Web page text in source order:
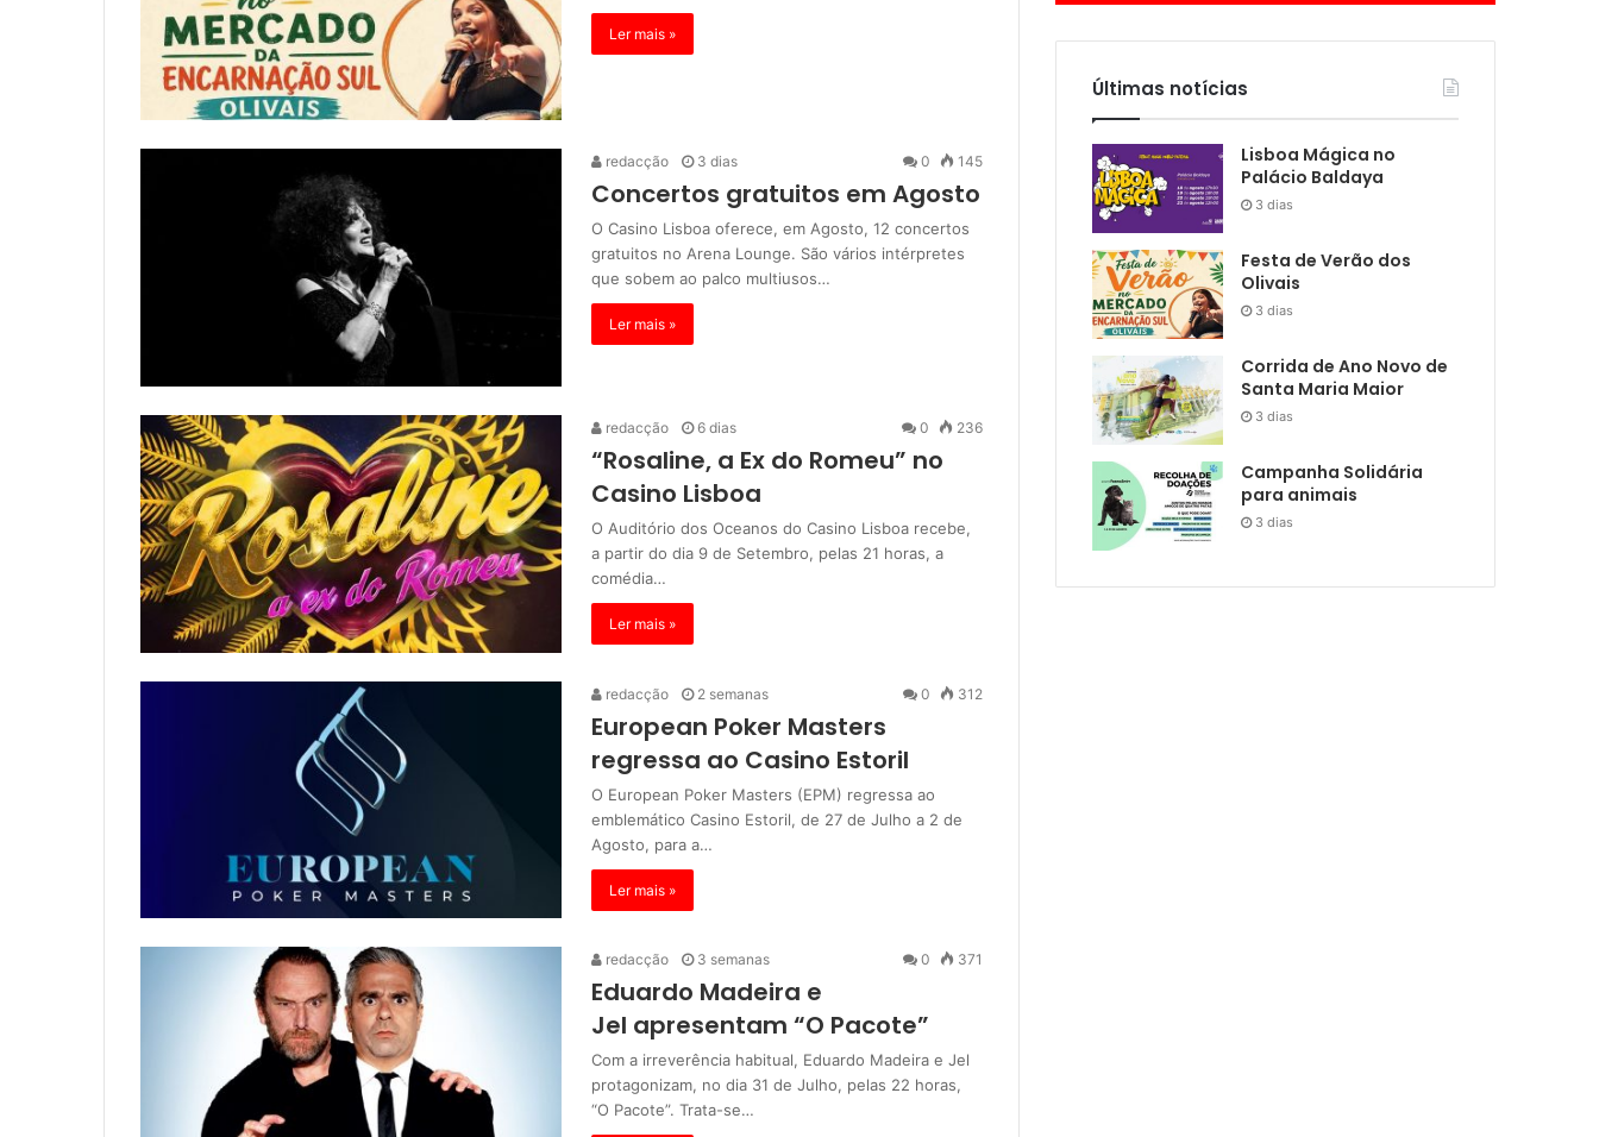
Ler mais »
redacção 3 dias 0 145
Concertos gratuitos em Agosto
O Casino Lisboa oferece, em Agosto, 12 concertos
gratuitos no Arena Lounge. São vários intérpretes
que sobem ao palco multiusos…
Ler mais »
redacção 6 dias 0 236
“Rosaline, a Ex do Romeu” no
Casino Lisboa
O Auditório dos Oceanos do Casino Lisboa recebe,
a partir do dia 9 de Setembro, pelas 21 horas, a
comédia…
Ler mais »
redacção 2 semanas 0 312
European Poker Masters
regressa ao Casino Estoril
O European Poker Masters (EPM) regressa ao
emblemático Casino Estoril, de 27 de Julho a 2 de
Agosto, para a…
Ler mais »
redacção 3 semanas 0 371
Eduardo Madeira e
Jel apresentam “O Pacote”
Com a irreverência habitual, Eduardo Madeira e Jel
protagonizam, no dia 31 de Julho, pelas 22 horas,
“O Pacote”. Trata-se…
Últimas notícias
Lisboa Mágica no
Palácio Baldaya
3 dias
Festa de Verão dos
Olivais
3 dias
Corrida de Ano Novo de
Santa Maria Maior
3 dias
Campanha Solidária
para animais
3 dias